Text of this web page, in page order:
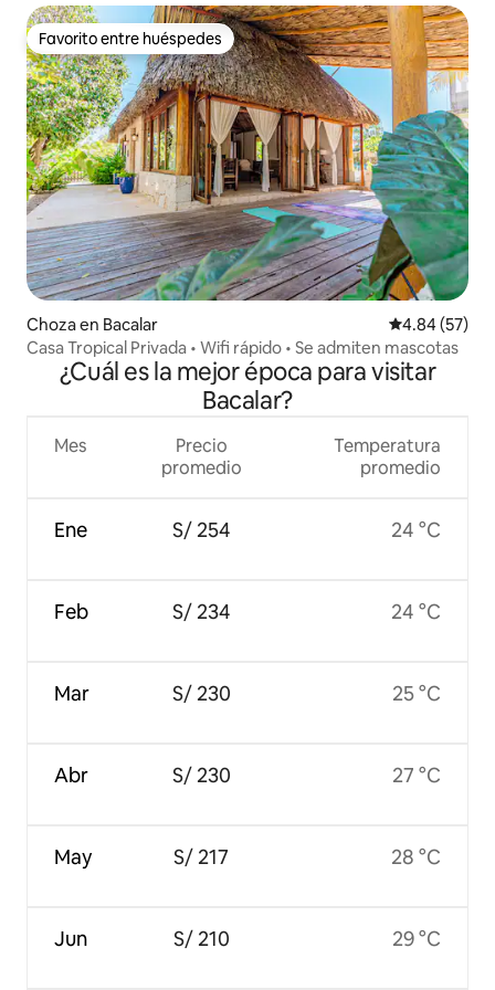
Favorito entre huéspedes
Favorito entre huéspedes
Choza en Bacalar Calificación
4.84 (57)
Casa Tropical Privada • Wifi rápido • Se admiten mascotas
¿Cuál es la mejor época para visitar
Bacalar?
Mes
Ene
Feb
Mar
Abr
May
Jun
Precio
promedio
S/ 254
S/ 234
S/ 230
S/ 230
S/ 217
S/ 210
Temperatura
promedio
24 °C
24 °C
25 °C
27 °C
28 °C
29 °C